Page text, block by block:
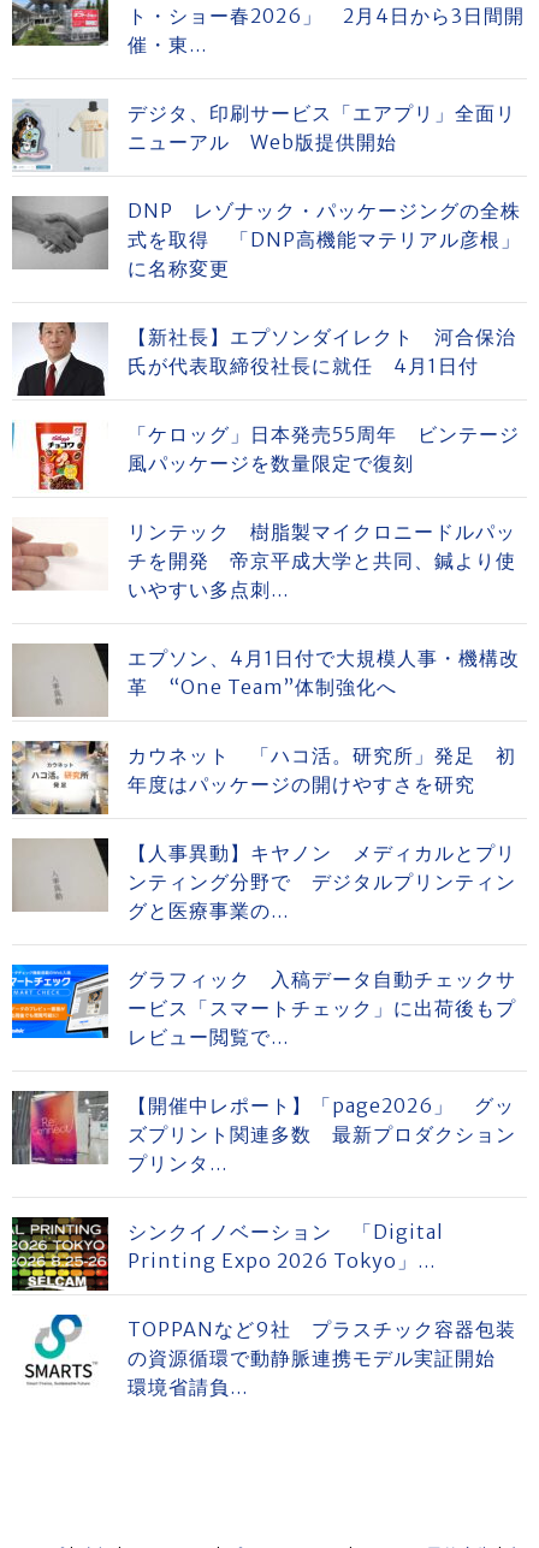
ト・ショー春2026」 2月4日から3日間開
催・東...
デジタ、印刷サービス「エアプリ」全面リ
ニューアル Web版提供開始
DNP レゾナック・パッケージングの全株
式を取得 「DNP高機能マテリアル彦根」
に名称変更
【新社長】エプソンダイレクト 河合保治
氏が代表取締役社長に就任 4月1日付
「ケロッグ」日本発売55周年 ビンテージ
風パッケージを数量限定で復刻
リンテック 樹脂製マイクロニードルパッ
チを開発 帝京平成大学と共同、鍼より使
いやすい多点刺...
エプソン、4月1日付で大規模人事・機構改
革 “One Team”体制強化へ
カウネット 「ハコ活。研究所」発足 初
年度はパッケージの開けやすさを研究
【人事異動】キヤノン メディカルとプリ
ンティング分野で デジタルプリンティン
グと医療事業の...
グラフィック 入稿データ自動チェックサ
ービス「スマートチェック」に出荷後もプ
レビュー閲覧で...
【開催中レポート】「page2026」 グッ
ズプリント関連多数 最新プロダクション
プリンタ...
シンクイノベーション 「Digital
Printing Expo 2026 Tokyo」...
TOPPANなど9社 プラスチック容器包装
の資源循環で動静脈連携モデル実証開始
環境省請負...